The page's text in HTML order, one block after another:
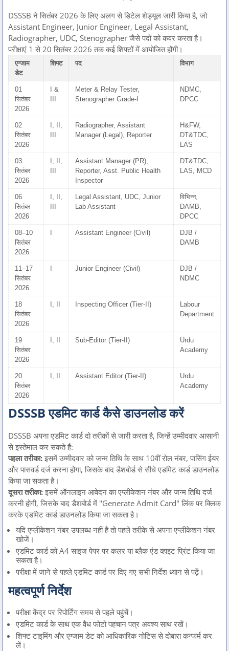
DSSSB ने सितंबर 2026 के लिए अलग से डिटेल शेड्यूल जारी किया है, जो
Assistant Engineer, Junior Engineer, Legal Assistant,
Radiographer, UDC, Stenographer जैसे पदों को कवर करता है।
परीक्षाएं 1 से 20 सितंबर 2026 तक कई शिफ्टों में आयोजित होंगी।
एग्जाम
डेट
शिफ्ट पद विभाग
01
सितंबर
2026
I &
Meter & Relay Tester,
Stenographer Grade-I
NDMC,
DPCC
02
सितंबर
2026
I, II,
Radiographer, Assistant
Manager (Legal), Reporter
H&FW,
DT&TDC,
LAS
03
सितंबर
2026
I, II,
Assistant Manager (PR),
Reporter, Asst. Public Health
Inspector
DT&TDC,
LAS, MCD
06
सितंबर
2026
I, II,
Legal Assistant, UDC, Junior
Lab Assistant
विभिन्न,
DAMB,
DPCC
08–10
सितंबर
2026
Assistant Engineer (Civil)
DJB /
DAMB
11–17
सितंबर
2026
Junior Engineer (Civil)
DJB /
NDMC
18
सितंबर
2026
I, II Inspecting Officer (Tier-II)
Labour
Department
19
सितंबर
2026
I, II Sub-Editor (Tier-II)
Urdu
Academy
20
सितंबर
2026
I, II Assistant Editor (Tier-II)
Urdu
Academy
DSSSB एडमिट कार्ड कैसे डाउनलोड करें
DSSSB अपना एडमिट कार्ड दो तरीकों से जारी करता है, जिन्हें उम्मीदवार आसानी
से इस्तेमाल कर सकते हैं:
पहला तरीका: इसमें उम्मीदवार को जन्म तिथि के साथ 10वीं रोल नंबर, पासिंग ईयर
और पासवर्ड दर्ज करना होगा, जिसके बाद डैशबोर्ड से सीधे एडमिट कार्ड डाउनलोड
किया जा सकता है।
दूसरा तरीका: इसमें ऑनलाइन आवेदन का एप्लीकेशन नंबर और जन्म तिथि दर्ज
करनी होगी, जिसके बाद डैशबोर्ड में "Generate Admit Card" लिंक पर क्लिक
करके एडमिट कार्ड डाउनलोड किया जा सकता है।
यदि एप्लीकेशन नंबर उपलब्ध नहीं है तो पहले तरीके से अपना एप्लीकेशन नंबर
खोजें।
एडमिट कार्ड को A4 साइज पेपर पर कलर या ब्लैक एंड व्हाइट प्रिंट किया जा
सकता है।
परीक्षा में जाने से पहले एडमिट कार्ड पर दिए गए सभी निर्देश ध्यान से पढ़ें।
महत्वपूर्ण निर्देश
परीक्षा केंद्र पर रिपोर्टिंग समय से पहले पहुंचें।
एडमिट कार्ड के साथ एक वैध फोटो पहचान पत्र अवश्य साथ रखें।
शिफ्ट टाइमिंग और एग्जाम डेट को आधिकारिक नोटिस से दोबारा कन्फर्म कर
लें।